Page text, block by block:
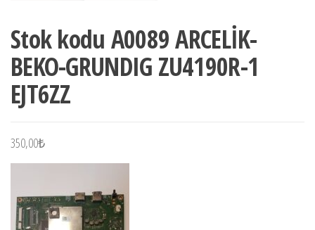
Stok kodu A0089 ARCELİK-
BEKO-GRUNDIG ZU4190R-1
EJT6ZZ
350,00₺